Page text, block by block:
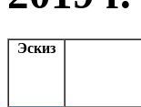
Эскиз